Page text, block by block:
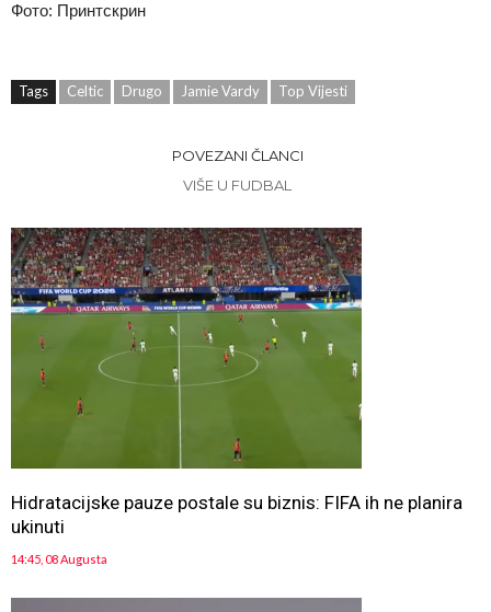
Фото: Принтскрин
Tags Celtic Drugo Jamie Vardy Top Vijesti
POVEZANI ČLANCI
VIŠE U FUDBAL
Hidratacijske pauze postale su biznis: FIFA ih ne planira
ukinuti
14:45, 08 Augusta